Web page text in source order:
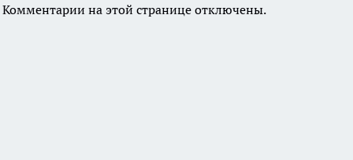
Комментарии на этой странице отключены.